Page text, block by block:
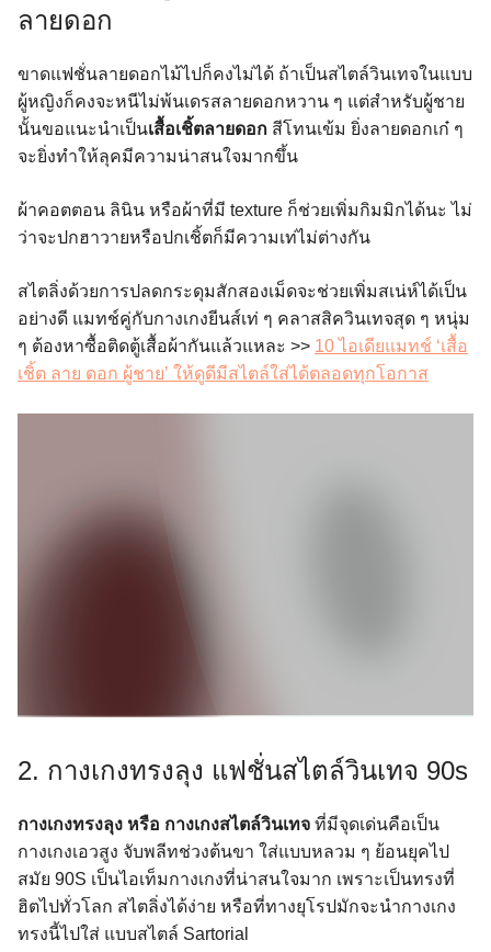
ลายดอก
ขาดแฟชั่นลายดอกไม้ไปก็คงไม่ได้ ถ้าเป็นสไตล์วินเทจในแบบ
ผู้หญิงก็คงจะหนีไม่พ้นเดรสลายดอกหวาน ๆ แต่สำหรับผู้ชาย
นั้นขอแนะนำเป็นเสื้อเชิ้ตลายดอก สีโทนเข้ม ยิ่งลายดอกเก๋ ๆ
จะยิ่งทำให้ลุคมีความน่าสนใจมากขึ้น
ผ้าคอตตอน ลินิน หรือผ้าที่มี texture ก็ช่วยเพิ่มกิมมิกได้นะ ไม่
ว่าจะปกฮาวายหรือปกเชิ้ตก็มีความเท่ไม่ต่างกัน
สไตลิ่งด้วยการปลดกระดุมสักสองเม็ดจะช่วยเพิ่มสเน่ห์ได้เป็น
อย่างดี แมทช์คู่กับกางเกงยีนส์เท่ ๆ คลาสสิควินเทจสุด ๆ หนุ่ม
ๆ ต้องหาซื้อติดตู้เสื้อผ้ากันแล้วแหละ >> 10 ไอเดียแมทช์ ‘เสื้อ
เชิ้ต ลาย ดอก ผู้ชาย’ ให้ดูดีมีสไตล์ใส่ได้ตลอดทุกโอกาส
2. กางเกงทรงลุง แฟชั่นสไตล์วินเทจ 90s
กางเกงทรงลุง หรือ กางเกงสไตล์วินเทจ ที่มีจุดเด่นคือเป็น
กางเกงเอวสูง จับพลีทช่วงต้นขา ใส่แบบหลวม ๆ ย้อนยุคไป
สมัย 90S เป็นไอเท็มกางเกงที่น่าสนใจมาก เพราะเป็นทรงที่
ฮิตไปทั่วโลก สไตลิ่งได้ง่าย หรือที่ทางยุโรปมักจะนำกางเกง
ทรงนี้ไปใส่ แบบสไตล์ Sartorial